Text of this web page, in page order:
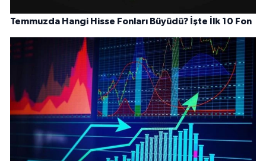
Temmuzda Hangi Hisse Fonları Büyüdü? İşte İlk 10 Fon